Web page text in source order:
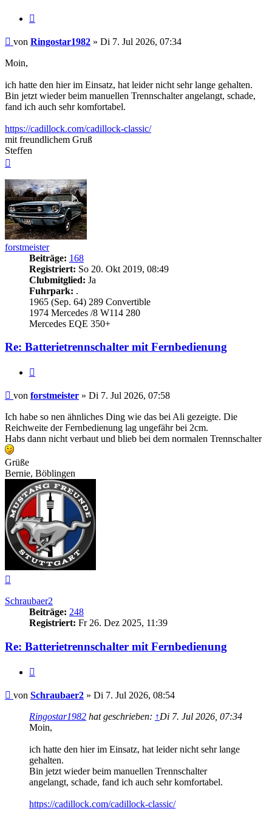
Beitrag
von Ringostar1982 » Di 7. Jul 2026, 07:34
Moin,
ich hatte den hier im Einsatz, hat leider nicht sehr lange gehalten.
Bin jetzt wieder beim manuellen Trennschalter angelangt, schade,
fand ich auch sehr komfortabel.
https://cadillock.com/cadillock-classic/
mit freundlichem Gruß
Steffen
forstmeister
Beiträge: 168
Registriert: So 20. Okt 2019, 08:49
Clubmitglied: Ja
Fuhrpark: .
1965 (Sep. 64) 289 Convertible
1974 Mercedes /8 W114 280
Mercedes EQE 350+
Re: Batterietrennschalter mit Fernbedienung
Beitrag
von forstmeister » Di 7. Jul 2026, 07:58
Ich habe so nen ähnliches Ding wie das bei Ali gezeigte. Die
Reichweite der Fernbedienung lag ungefähr bei 2cm.
Habs dann nicht verbaut und blieb bei dem normalen Trennschalter
Grüße
Bernie, Böblingen
Schraubaer2
Beiträge: 248
Registriert: Fr 26. Dez 2025, 11:39
Re: Batterietrennschalter mit Fernbedienung
Beitrag
von Schraubaer2 » Di 7. Jul 2026, 08:54
Ringostar1982 hat geschrieben: ↑Di 7. Jul 2026, 07:34
Moin,
ich hatte den hier im Einsatz, hat leider nicht sehr lange
gehalten.
Bin jetzt wieder beim manuellen Trennschalter
angelangt, schade, fand ich auch sehr komfortabel.
https://cadillock.com/cadillock-classic/